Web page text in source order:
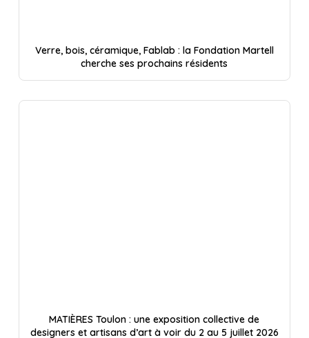
Verre, bois, céramique, Fablab : la Fondation Martell
cherche ses prochains résidents
MATIÈRES Toulon : une exposition collective de
designers et artisans d’art à voir du 2 au 5 juillet 2026